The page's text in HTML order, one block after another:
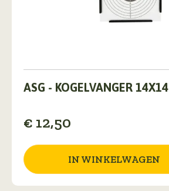
ASG - KOGELVANGER 14X14
€ 12,50
IN WINKELWAGEN